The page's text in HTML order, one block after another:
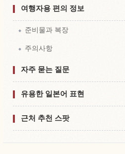
여행자용 편의 정보
준비물과 복장
주의사항
자주 묻는 질문
유용한 일본어 표현
근처 추천 스팟